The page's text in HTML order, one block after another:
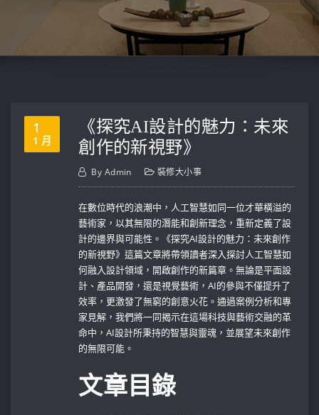
1
1 月
《探究AI設計的魅力：未來
創作的新視野》
By Admin 裝修大小事
在數位時代的浪潮中，人工智慧如同一位才華橫溢的
藝術家，以其無限的潛能和創新理念，重新定義了設
計的邊界與可能性。《探究AI設計的魅力：未來創作
的新視野》這篇文章將帶領讀者深入探討人工智慧如
何融入設計領域，開啟創作的新篇章。無論是平面設
計、產品開發，還是視覺藝術，AI的參與不僅提升了
效率，更激發了無窮的創意火花。通過案例分析和專
家見解，我們將一同揭示在這場科技與藝術交融的革
命中，AI設計所秉持的智慧與靈魂，並展望未來創作
的無限可能。
文章目錄